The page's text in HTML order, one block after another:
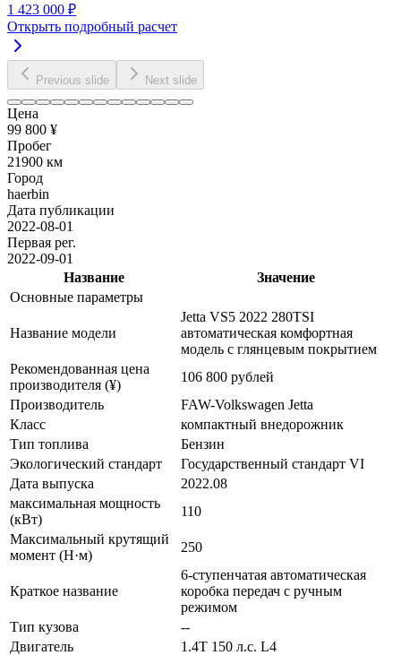
1 423 000 ₽
Открыть подробный расчет
Previous slide Next slide
Цена
99 800 ¥
Пробег
21900 км
Город
haerbin
Дата публикации
2022-08-01
Первая рег.
2022-09-01
Название
Значение
Основные параметры
Название модели
Jetta VS5 2022 280TSI
автоматическая комфортная
модель с глянцевым покрытием
Рекомендованная цена
производителя (¥)
106 800 рублей
Производитель
FAW-Volkswagen Jetta
Класс
компактный внедорожник
Тип топлива
Бензин
Экологический стандарт
Государственный стандарт VI
Дата выпуска
2022.08
максимальная мощность
(кВт)
110
Максимальный крутящий
момент (Н·м)
250
Краткое название
6-ступенчатая автоматическая
коробка передач с ручным
режимом
Тип кузова
--
Двигатель
1.4T 150 л.с. L4